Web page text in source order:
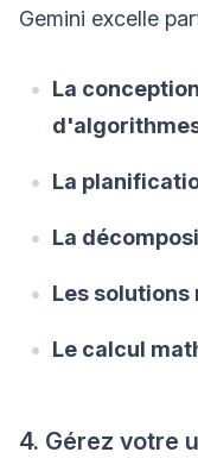
Gemini excelle
La
La
La
Les
Le calcul
4. Gérez votre